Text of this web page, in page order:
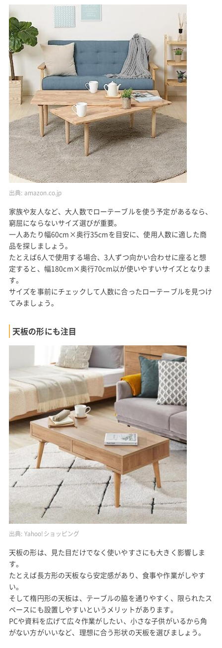
出典: amazon.co.jp
家族や友人など、大人数でローテーブルを使う予定があるなら、
窮屈にならないサイズ選びが重要。
一人あたり幅60cm×奥行35cmを目安に、使用人数に適した商
品を探しましょう。
たとえば6人で使用する場合、3人ずつ向かい合わせに座ると想
定すると、幅180cm×奥行70cm以が使いやすいサイズとなりま
す。
サイズを事前にチェックして人数に合ったローテーブルを見つけ
てみましょう。
天板の形にも注目
出典: Yahoo!ショッピング
天板の形は、見た目だけでなく使いやすさにも大きく影響しま
す。
たとえば長方形の天板なら安定感があり、食事や作業がしやす
い。
そして楕円形の天板は、テーブルの脇を通りやすく、限られたス
ペースにも設置しやすいというメリットがあります。
PCや資料を広げて広々作業がしたい、小さな子供がいるから角
がない方がいいなど、理想に合う形状の天板を選びましょう。